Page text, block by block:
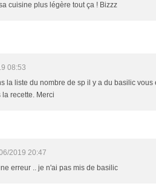
cuisine plus légère tout ça ! Bizzz
08:53
la liste du nombre de sp il y a du basilic
recette. Merci
2019 20:47
erreur .. je n'ai pas mis de basilic